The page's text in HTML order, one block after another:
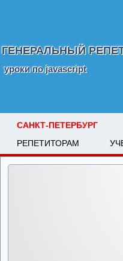
ГЕНЕРАЛЬНЫЙ
уроки по javascript
САНКТ-ПЕТЕРБУРГ
РЕПЕТИТОРАМ